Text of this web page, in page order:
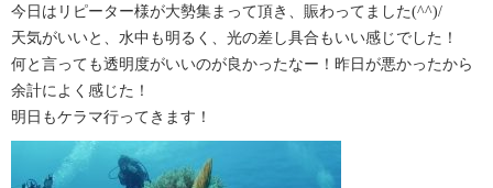
今日はリピーター様が大勢集まって頂き、賑わってました(^^)/
天気がいいと、水中も明るく、光の差し具合もいい感じでした！
何と言っても透明度がいいのが良かったなー！昨日が悪かったから
余計によく感じた！
明日もケラマ行ってきます！